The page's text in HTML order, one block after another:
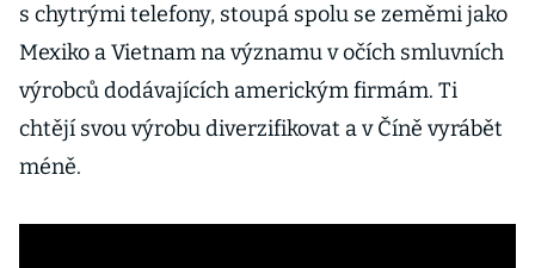
s chytrými telefony, stoupá spolu se zeměmi jako
Mexiko a Vietnam na významu v očích smluvních
výrobců dodávajících americkým firmám. Ti
chtějí svou výrobu diverzifikovat a v Číně vyrábět
méně.